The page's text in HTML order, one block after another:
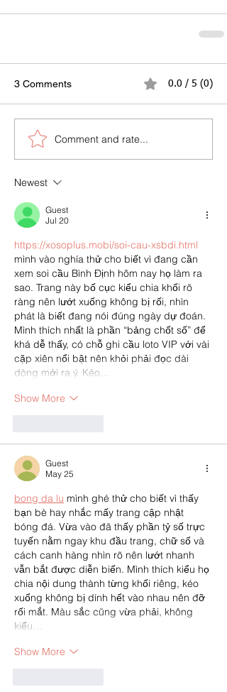
3 Comments 0.0 / 5 (0)
Comment and rate...
Newest
Guest
Jul 20
https://xosoplus.mobi/soi-cau-xsbdi.html
mình vào nghía thử cho biết vì đang cần
xem soi cầu Bình Định hôm nay họ làm ra
sao. Trang này bố cục kiểu chia khối rõ
ràng nên lướt xuống không bị rối, nhìn
phát là biết đang nói đúng ngày dự đoán.
Mình thích nhất là phần “bảng chốt số” để
khá dễ thấy, có chỗ ghi cầu loto VIP với vài
cặp xiên nổi bật nên khỏi phải đọc dài
dòng mới ra ý. Kéo…
Show More
Guest
May 25
bong da lu mình ghé thử cho biết vì thấy
bạn bè hay nhắc mấy trang cập nhật
bóng đá. Vừa vào đã thấy phần tỷ số trực
tuyến nằm ngay khu đầu trang, chữ số và
cách canh hàng nhìn rõ nên lướt nhanh
vẫn bắt được diễn biến. Mình thích kiểu họ
chia nội dung thành từng khối riêng, kéo
xuống không bị dính hết vào nhau nên đỡ
rối mắt. Màu sắc cũng vừa phải, không
kiểu…
Show More